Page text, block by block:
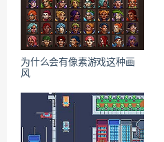
为什么会有像素游戏这种画
风